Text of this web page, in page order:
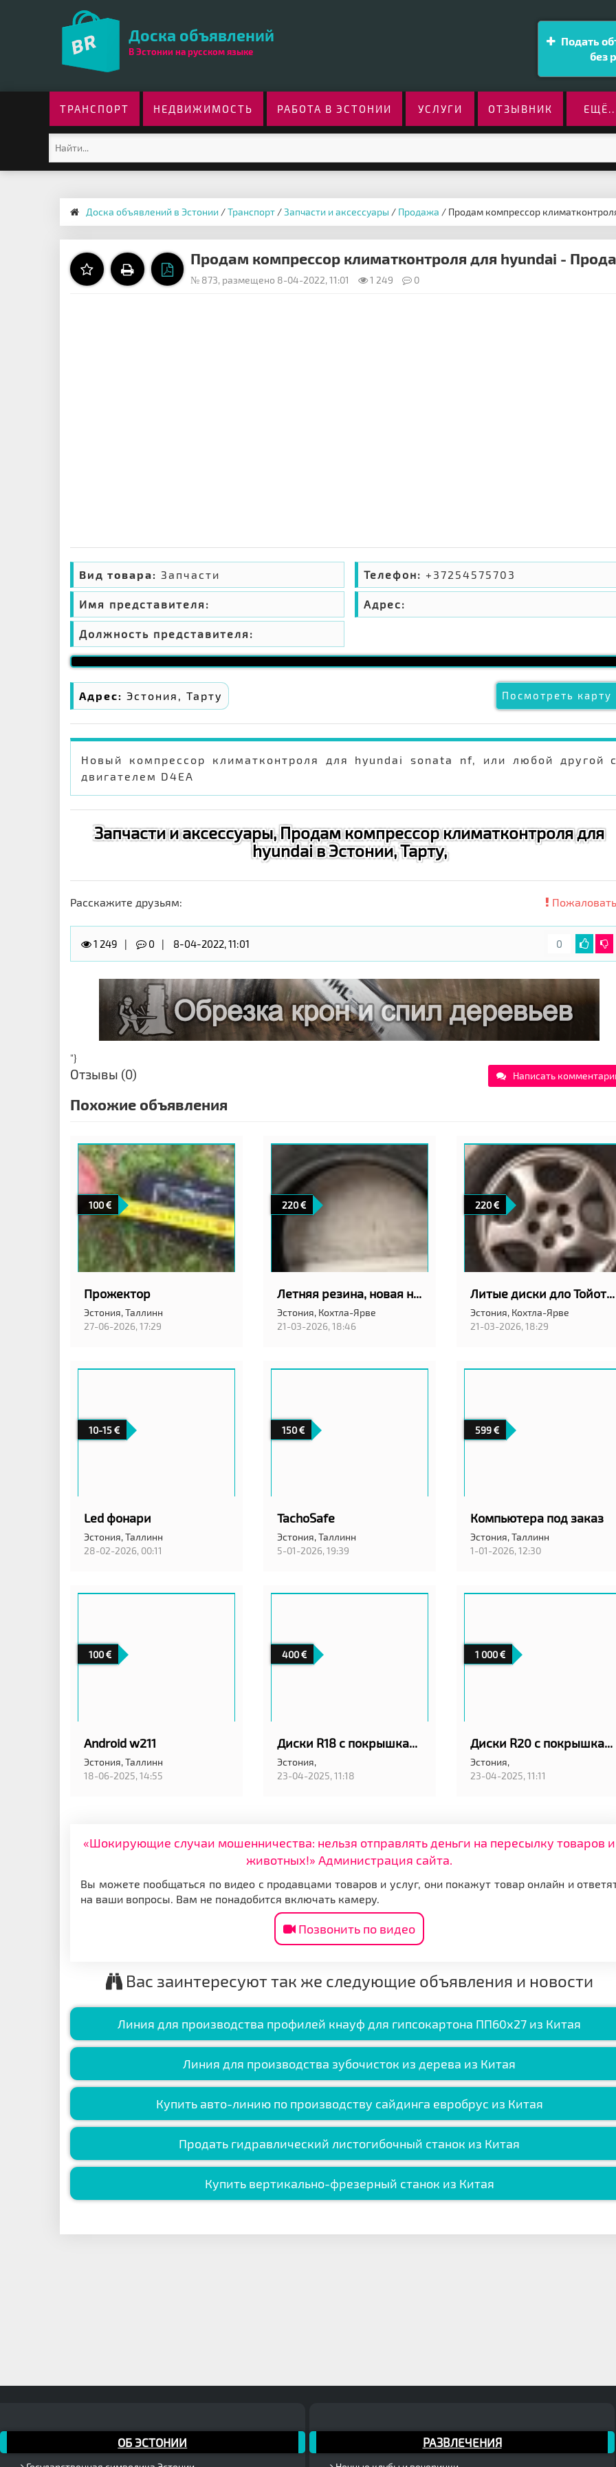
Доска объявлений
В Эстонии на русском языке
Подать
без
ТРАНСПОРТ НЕДВИЖИМОСТЬ РАБОТА В ЭСТОНИИ УСЛУГИ ОТЗЫВНИК
Доска объявлений в Эстонии /Транспорт /Запчасти и аксессуары / Продажа / Продам компрессор
Продам компрессор климатконтроля для hyundai -
№ 873, размещено 8-04-2022, 11:01 1 249 0
Вид товара: Запчасти
Имя представителя:
Должность представителя:
Телефон: +37254575703
Адрес:
Адрес: Эстония, Тарту Посмотреть карту
Новый компрессор климатконтроля для hyundai sonata nf, или любой другой
двигателем D4EA
Запчасти и аксессуары, Продам компрессор климатконтроля для
hyundai в Эстонии, Тарту,
Расскажите друзьям:
1 249 0 8-04-2022, 11:01 0
"}
Отзывы (0) Написать
Похожие объявления
100
Прожектор
Эстония,Таллинн
27-06-2026, 17:29
220
Летняя резина, новая на 15
Эстония, Кохтла-Ярве
21-03-2026, 18:46
220
Литые диски дло Тойоты
Эстония, Кохтла-Ярве
21-03-2026, 18:29
10-15
Led фонари
Эстония,Таллинн
28-02-2026, 00:11
150
TachoSafe
Эстония,Таллинн
5-01-2026, 19:39
599
Компьютера под заказ
Эстония,Таллинн
1-01-2026, 12:30
100
Android w211
Эстония,Таллинн
18-06-2025, 14:55
400
Диски R18 с покрышками 245/45
Эстония,
23-04-2025, 11:18
1 000
Диски R20 с покрышками 295/30 & 255/35
Эстония,
23-04-2025, 11:11
«Шокирующие случаи мошенничества: нельзя отправлять деньги на пересылку товаров и
животных!» Администрация сайта.
Вы можете пообщаться по видео с продавцами товаров и услуг, они покажут товар онлайн и
на ваши вопросы. Вам не понадобится включать камеру.
Позвонить по видео
Вас заинтересуют так же следующие объявления и новости
Линия для производства профилей кнауф для гипсокартона ПП60х27 из Китая
Линия для производства зубочисток из дерева из Китая
Купить авто-линию по производству сайдинга евробрус из Китая
Продать гидравлический листогибочный станок из Китая
Купить вертикально-фрезерный станок из Китая
РАЗВЛЕЧЕНИЯ
ОБ ЭСТОНИИ